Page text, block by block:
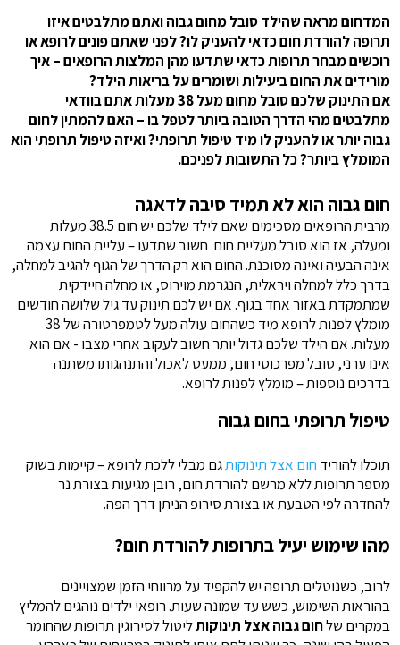
המדחום מראה שהילד סובל מחום גבוה ואתם מתלבטים איזו
תרופה להורדת חום כדאי להעניק לו? לפני שאתם פונים לרופא או
רוכשים מבחר תרופות כדאישתדעו מהן המלצות הרופאים – איך
מורידים את החום ביעילות ושומרים על בריאות הילד?
אם התינוק שלכם סובל מחום מעל 38 מעלות אתם
בוודאי
מתלבטים מהי הדרך הטובה ביותר לטפל בו – האם להמתין לחום
גבוה יותר או להעניק לו מיד טיפול תרופתי? ואיזה טיפול תרופתי הוא
המומלץ ביותר? כל התשובות לפניכם.
חום גבוה הוא לא תמיד סיבה לדאגה
מרבית הרופאים מסכימים שאם לילד שלכם יש חום 38.5 מעלות
ומעלה, אז הוא סובל מעליית חום. חשוב שתדעו – עליית החום עצמה
אינה הבעיה ואינה מסוכנת. החום הוא רק הדרך של הגוף להגיב למחלה,
בדרך כלל למחלה ויראלית, הנגרמת מוירוס, או מחלה חיידקית
שמתמקדת באזור אחד בגוף. אם יש לכם תינוק עד גיל שלושה חודשים
מומלץ לפנות לרופא מיד כשהחום עולה מעל לטמפרטורה של 38
מעלות. אם הילד שלכם גדול יותר חשוב לעקוב אחרי מצבו - אם הוא
אינו ערני, סובל מפרכוסי חום, ממעט לאכול והתנהגותו משתנה
בדרכים נוספות – מומלץ לפנות לרופא.
טיפול תרופתי בחום גבוה
תוכלו להוריד חום אצל תינוקותגם מבלי ללכת לרופא – קיימות בשוק
מספר תרופות ללא מרשם להורדת חום, רובן מגיעות בצורת נר
להחדרה לפי הטבעת או בצורת סירופ הניתן דרך הפה.
מהו שימוש יעיל בתרופות להורדת חום?
לרוב, כשנוטלים תרופה יש להקפיד על מרווחי הזמן שמצויינים
בהוראות השימוש, כשש עד שמונה שעות. רופאי ילדים נוהגים להמליץ
במקרים שלחום גבוה אצל תינוקותליטול לסירוגין תרופות שהחומר